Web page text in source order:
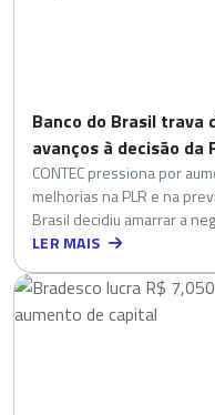
Banco do Brasil trava
avanços à decisão da
CONTEC pressiona por
melhorias na PLR e na
Brasil decidiu amarrar a
LER MAIS